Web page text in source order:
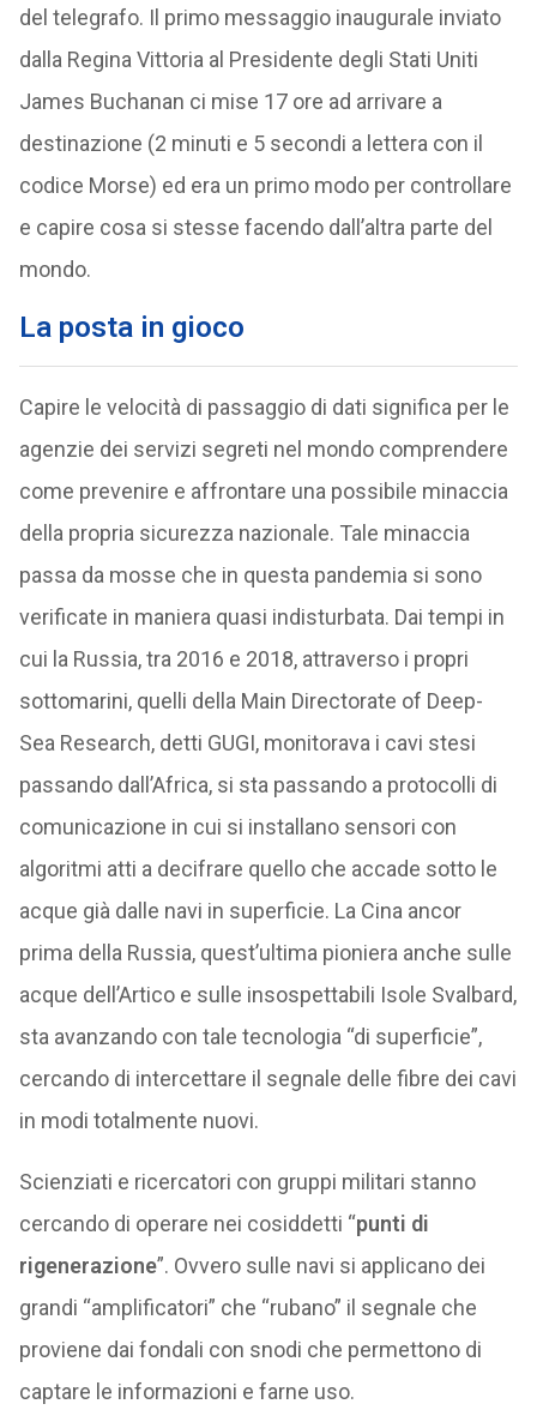
del telegrafo. Il primo messaggio inaugurale inviato
dalla Regina Vittoria al Presidente degli Stati Uniti
James Buchanan ci mise 17 ore ad arrivare a
destinazione (2 minuti e 5 secondi a lettera con il
codice Morse) ed era un primo modo per controllare
e capire cosa si stesse facendo dall’altra parte del
mondo.
La posta in gioco
Capire le velocità di passaggio di dati significa per le
agenzie dei servizi segreti nel mondo comprendere
come prevenire e affrontare una possibile minaccia
della propria sicurezza nazionale. Tale minaccia
passa da mosse che in questa pandemia si sono
verificate in maniera quasi indisturbata. Dai tempi in
cui la Russia, tra 2016 e 2018, attraverso i propri
sottomarini, quelli della Main Directorate of Deep-
Sea Research, detti GUGI, monitorava i cavi stesi
passando dall’Africa, si sta passando a protocolli di
comunicazione in cui si installano sensori con
algoritmi atti a decifrare quello che accade sotto le
acque già dalle navi in superficie. La Cina ancor
prima della Russia, quest’ultima pioniera anche sulle
acque dell’Artico e sulle insospettabili Isole Svalbard,
sta avanzando con tale tecnologia “di superficie”,
cercando di intercettare il segnale delle fibre dei cavi
in modi totalmente nuovi.
Scienziati e ricercatori con gruppi militari stanno
cercando di operare nei cosiddetti “punti di
rigenerazione”. Ovvero sulle navi si applicano dei
grandi “amplificatori” che “rubano” il segnale che
proviene dai fondali con snodi che permettono di
captare le informazioni e farne uso.